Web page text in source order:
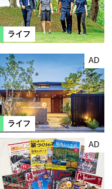
ライフ
ライフ
AD
AD